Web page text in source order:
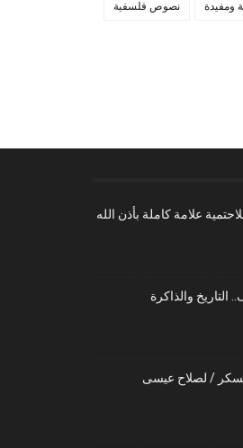
ومفيدة نصوص فلسفية
علامة كاملة بأذن الله
والذاكرة
/ لصلاح عيسى